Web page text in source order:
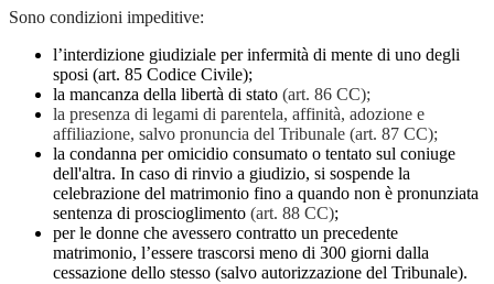
Sono condizioni impeditive:
l’interdizione giudiziale per infermità di mente di uno degli
sposi (art. 85 Codice Civile);
la mancanza della libertà di stato (art. 86 CC);
la presenza di legami di parentela, affinità, adozione e
affiliazione, salvo pronuncia del Tribunale (art. 87 CC);
la condanna per omicidio consumato o tentato sul coniuge
dell'altra. In caso di rinvio a giudizio, si sospende la
celebrazione del matrimonio fino a quando non è pronunziata
sentenza di proscioglimento (art. 88 CC);
per le donne che avessero contratto un precedente
matrimonio, l’essere trascorsi meno di 300 giorni dalla
cessazione dello stesso (salvo autorizzazione del Tribunale).